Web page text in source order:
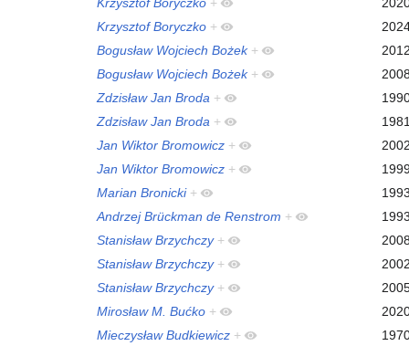
Krzysztof Boryczko +
Bogusław Wojciech Bożek +
Bogusław Wojciech Bożek +
Zdzisław Jan Broda +
Zdzisław Jan Broda +
Jan Wiktor Bromowicz +
Jan Wiktor Bromowicz +
Marian Bronicki +
Andrzej Brückman de Renstrom +
Stanisław Brzychczy +
Stanisław Brzychczy +
Stanisław Brzychczy +
Mirosław M. Bućko +
Mieczysław Budkiewicz +